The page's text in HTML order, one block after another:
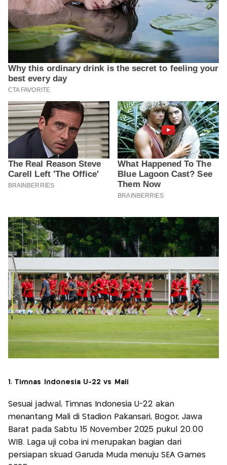
1. Timnas Indonesia U-22 vs Mali
Sesuai jadwal, Timnas Indonesia U-22 akan
menantang Mali di Stadion Pakansari, Bogor, Jawa
Barat pada Sabtu 15 November 2025 pukul 20.00
WIB. Laga uji coba ini merupakan bagian dari
persiapan skuad Garuda Muda menuju SEA Games